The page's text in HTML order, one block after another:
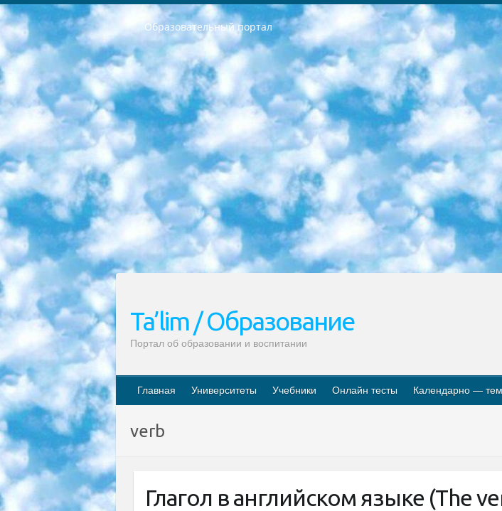
Образовательный портал
РЕСПУБЛИКА УЗБЕКИСТАН МИНИСТРЕРСТВО ДОШКОЛЬНОГО И ШКОЛЬНОГО ОБРАЗОВАНИЯ КОМАНДА в общеобразовательных учреждениях в 2023-2024 учебном году организация и проведение итоговой государственной аттестации обучающихся о Министра дошкольного и школьного образования Республики Узбекистан от 4 марта 2008 года (постановлением Минюста от 20 марта 2008 года № 1778 государственной регистрации) «Итоговое состояние учащихся общего среднего образования на основании положения об утверждении положения об аттестации общего среднего образования выпускной экзамен студентов в образовательных учреждениях в 2023-2024 учебном году В целях организации и прохождения аттестации приказываю: 1. Следующее: перечень предметов, по которым будет проводиться итоговая государственная аттестация и экзамен формы перевода согласно приложению 1; сертификаты международного образца, оценивающие уровень владения иностранными языками перечень согласно приложению 2; 2. Педагогический при специализированных образовательных учреждениях. научно-практический центр квалификации и международной оценки (Д.Давидова) 2024 г. До 25 марта: задания по предметам, по которым будет проводиться итоговая аттестация разработка и утверждение технических условий; итоговая аттестация на основании разработанного предметного задания разработка вопросов по предметам (устно и письменно), экзамен передача; общеобразовательные средние школы и специальные учебные заведения учащиеся выпускных классов школ и интернатов в агентской системе подготовка базы данных экзаменационных материалов и критериев оценки; перевод базы экзаменационных материалов на все языки обучения подать в Республиканский образовательный центр для изготовления; варианты экзаменов на основе разработанных контрольных материалов пусть будут поставлены задачи формирования. 3. Республиканский образовательный центр (Ш.Худайкулов) до 5 апреля 2024 года. до: база данных предоставленных экзаменационных материалов на все языки обучения перевод и экспертиза; для слепых, слабовидящих, глухих, слабослышащих и умственно отсталых детей учащиеся выпускных классов специализированных школ и школ-интернатов база данных экзаменационных материалов на всех преподаваемых языках подготовка критериев оценки; специализированные школы для умственно отсталых детей и технологии для учащихся выпускных классов школ-интернатов разработка соответствующих рекомендаций и критериев проведения ЕГЭ по естествознанию давать задания. 4. Педагогический при специализированных образовательных учреждениях. Научно-практический центр навыков и международной оценки (Д.Давидова), Республика образовательный центр (Худайкулов Ш.) итоговый государственный аттестационный экзамен ориентирован на творческое и логическое мышление при подготовке базы материалов учитывать введение заданий. 5. Следует отметить, что: сертификат государственного образца о знании общеобразовательного предмета и как минимум национальный уровень B1 по предметам на иностранных языках, указанным в Приложении 2. или международно признанный сертификат эквивалентного уровня студенты, изучающие определенный предмет, освобождаются от экзамена; по соответствующим предметам запланирована итоговая государственная аттестация за день до дня, путем жеребьевки Рабочей группой (в письменной форме по предметам, проводимым в форме) из числа сформированных вариантов выбрано 2 варианта; 2 выбранных варианта экзамена анонсированы на официальном сайте министерства и все выпускники по всей стране на основе этих вариантов проводит итоговую государственную аттестацию. 6. Государственное образование учащихся средних общеобразовательных учреждений. знания в соответствии с квалификационными требованиями, которые необходимо приобрести на основании стандартов итоговый (выпускной) контроль для 9 и 11 классов в целях тестирования Экзамены (далее – экзамены) состоят из предметов, перечисленных в приложении 1. будет сделано. 7. Экзамены пройдут с 26 мая по 15 июня 2024 г. (кроме науки физического воспитания). 8. Физическая для учащихся 9 классов общесредних образовательных учреждений. Экзамены по предмету «Образование, квалификация медицина» 1-6 мая 2024 года. сотрудники перевести под присмотр (с отклонениями в физическом или умственном развитии) специализированная школа для детей, школы-интернаты и со сколиозом школы-интернаты санаторного типа для больных детей исключены). 9. Он был слепым, слабовидящим и имел нарушения опорно-двигательного аппарата. экзамены в специализированных школах и интернатах для детей должны проводиться исходя из требований, предъявляемых к общеобразовательным учреждениям (физкультура кроме науки). 10. Специализированная школа для глухих и слабослышащих детей. и экзамены в интернатах и быть реализован в виде письменного теста по математике. 11. Специальность для умственно отсталых детей. Для 9 класса Родной язык и литературное письмо Государственный язык (язык обучения – узбекский). для неклассов) написано Математическое письмо Письменная/устная история Узбекистана Физическое воспитание практично Итоговый контроль Для 11 класса Написание родного языка и литературы (эссе) Математическое письмо Узбекский язык (обучение на узбекском языке) не
Ta’lim / Образование
Портал об образовании и воспитании
Главная Университеты Учебники Онлайн тесты Календарно —
verb
Глагол в английском языке (The